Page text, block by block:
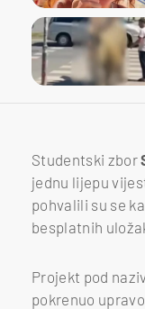
Studentski zbor
jednu lijepu
pohvalili su se
besplatnih
Projekt pod
pokrenuo